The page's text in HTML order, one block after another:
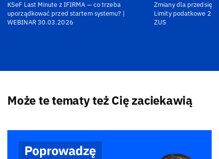
KSeF Last Minute z IFIRMA — co trzeba
uporządkować przed startem systemu? |
WEBINAR 30.03.2026
Zmiany dla
Limity podatkowe
ZUS
Może te tematy też Cię zaciekawią